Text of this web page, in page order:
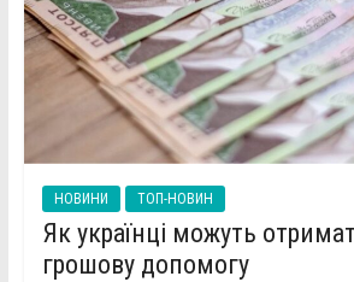
НОВИНИ ТОП-НОВИН
Як українці можуть
грошову допомогу